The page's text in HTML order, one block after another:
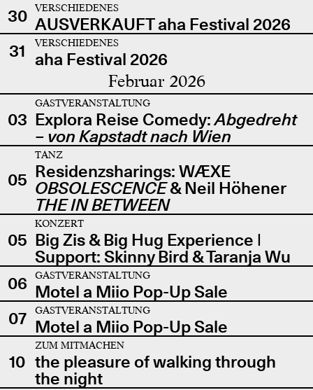
30
VERSCHIEDENES
AUSVERKAUFT aha Festival 2026
31
VERSCHIEDENES
aha Festival 2026
Februar 2026
03
GASTVERANSTALTUNG
Explora Reise Comedy:Abgedreht
– von Kapstadt nach Wien
05
TANZ
Residenzsharings: WÆXE
OBSOLESCENCE& Neil Höhener
THE IN BETWEEN
05
KONZERT
Big Zis & Big Hug Experience |
Support: Skinny Bird & Taranja Wu
06
GASTVERANSTALTUNG
Motel a Miio Pop-Up Sale
07
GASTVERANSTALTUNG
Motel a Miio Pop-Up Sale
10
ZUM MITMACHEN
the pleasure of walking through
the night